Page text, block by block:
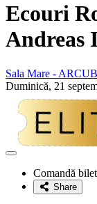
Ecouri
Andreas
Sala Mare - ARCUB
Duminică, 21
Adaugă
favoriteComandă
Share